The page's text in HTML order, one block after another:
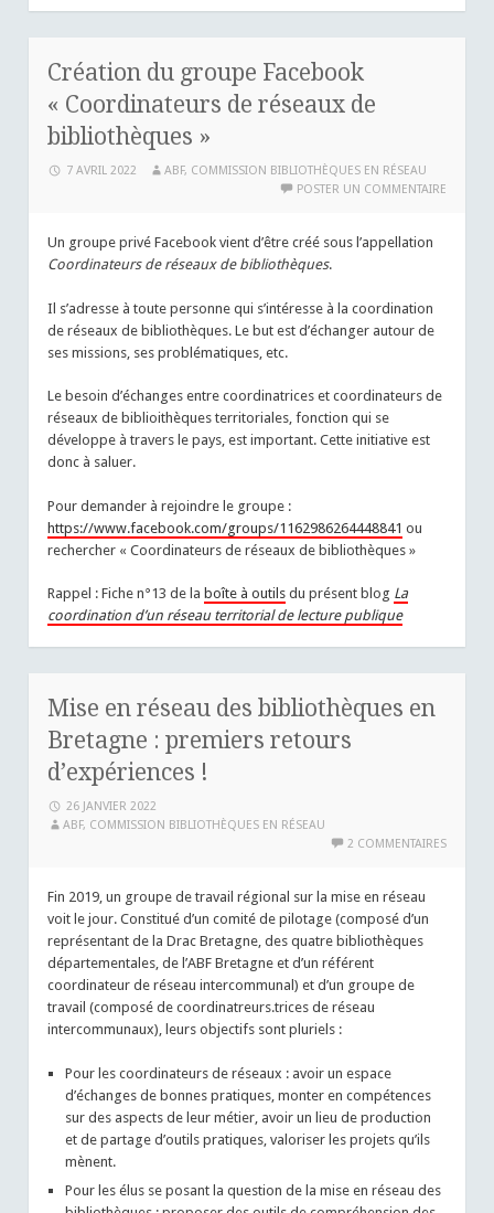
Création du groupe Facebook
« Coordinateurs de réseaux de
bibliothèques »
7 AVRIL 2022
ABF, COMMISSION BIBLIOTHÈQUES EN RÉSEAU
POSTER UN COMMENTAIRE
Un groupe privé Facebook vient d’être créé sous l’appellation
Coordinateurs de réseaux de bibliothèques.
Il s’adresse à toute personne qui s’intéresse à la coordination
de réseaux de bibliothèques. Le but est d’échanger autour de
ses missions, ses problématiques, etc.
Le besoin d’échanges entre coordinatrices et coordinateurs de
réseaux de biblioithèques territoriales, fonction qui se
développe à travers le pays, est important. Cette initiative est
donc à saluer.
Pour demander à rejoindre le groupe :
https://www.facebook.com/groups/1162986264448841 ou
rechercher « Coordinateurs de réseaux de bibliothèques »
Rappel : Fiche n°13 de la boîte à outils du présent blog La
coordination d’un réseau territorial de lecture publique
Mise en réseau des bibliothèques en
Bretagne : premiers retours
d’expériences !
26 JANVIER 2022
ABF, COMMISSION BIBLIOTHÈQUES EN RÉSEAU
2 COMMENTAIRES
Fin 2019, un groupe de travail régional sur la mise en réseau
voit le jour. Constitué d’un comité de pilotage (composé d’un
représentant de la Drac Bretagne, des quatre bibliothèques
départementales, de l’ABF Bretagne et d’un référent
coordinateur de réseau intercommunal) et d’un groupe de
travail (composé de coordinatreurs.trices de réseau
intercommunaux), leurs objectifs sont pluriels :
Pour les coordinateurs de réseaux : avoir un espace
d’échanges de bonnes pratiques, monter en compétences
sur des aspects de leur métier, avoir un lieu de production
et de partage d’outils pratiques, valoriser les projets qu’ils
mènent.
Pour les élus se posant la question de la mise en réseau des